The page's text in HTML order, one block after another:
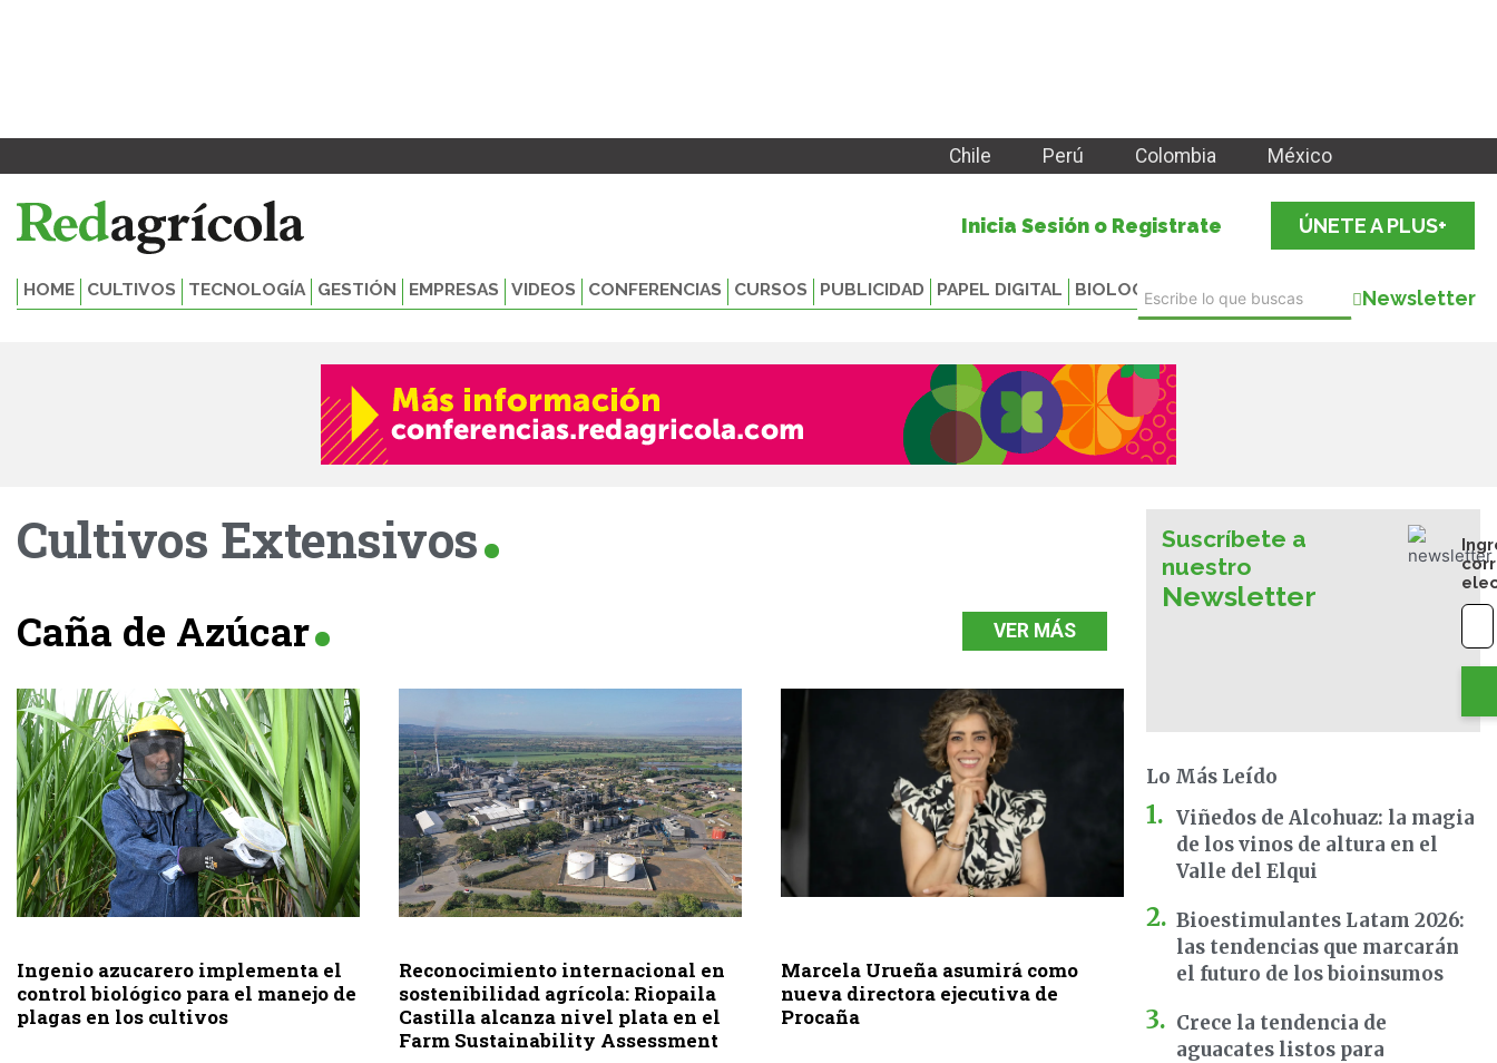
Chile Perú Colombia México
Inicia Sesión o Registrate ÚNETE A PLUS+
HOME CULTIVOS TECNOLOGÍA GESTIÓN EMPRESAS VIDEOS CONFERENCIAS CURSOS PUBLICIDAD PAPEL DIGITAL BIOLOGICALS Newsletter
Cultivos Extensivos
Caña de Azúcar VER MÁS
Ingenio azucarero implementa el
control biológico para el manejo de
plagas en los cultivos
Reconocimiento internacional en
sostenibilidad agrícola: Riopaila
Castilla alcanza nivel plata en el
Farm Sustainability Assessment
Marcela Urueña asumirá como
nueva directora ejecutiva de
Procaña
Suscríbete a
nuestro
Newsletter
Lo Más Leído
Viñedos de Alcohuaz: la magia
de los vinos de altura en el
Valle del Elqui
Bioestimulantes Latam 2026:
las tendencias que marcarán
el futuro de los bioinsumos
Crece la tendencia de
aguacates listos para